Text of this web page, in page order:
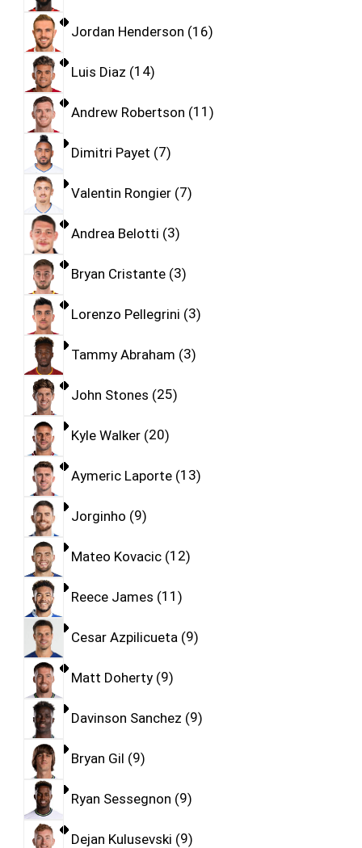
Jordan Henderson 16
Luis Diaz 14
Andrew Robertson 11
Dimitri Payet 7
Valentin Rongier 7
Andrea Belotti 3
Bryan Cristante 3
Lorenzo Pellegrini 3
Tammy Abraham 3
John Stones 25
Kyle Walker 20
Aymeric Laporte 13
Jorginho 9
Mateo Kovacic 12
Reece James 11
Cesar Azpilicueta 9
Matt Doherty 9
Davinson Sanchez 9
Bryan Gil 9
Ryan Sessegnon 9
Dejan Kulusevski 9